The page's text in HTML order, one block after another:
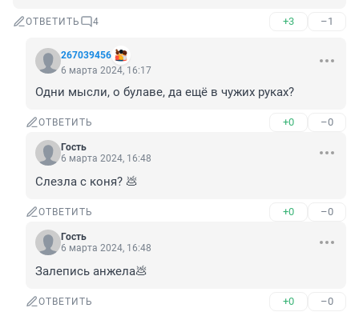
ОТВЕТИТЬ 4 +3 –1
267039456
6 марта 2024, 16:17
Одни мысли, о булаве, да ещё в чужих руках?
ОТВЕТИТЬ +0 –0
Гость
6 марта 2024, 16:48
Слезла с коня? 💩
ОТВЕТИТЬ +0 –0
Гость
6 марта 2024, 16:48
Залепись анжела💩
ОТВЕТИТЬ +0 –0